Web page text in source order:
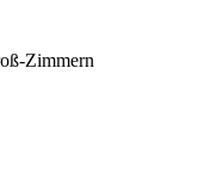
Zimmern